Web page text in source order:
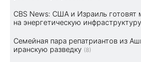
CBS News: США и Израиль готовят
на энергетическую
Семейная пара репатриантов из
иранскую разведку (8)